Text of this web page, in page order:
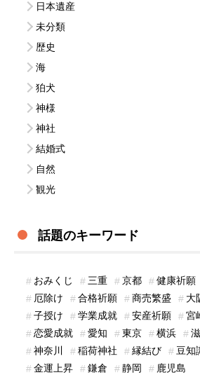
日本遺産
未分類
歴史
海
狛犬
神様
神社
結婚式
自然
観光
話題のキーワード
おみくじ 三重 京都 健康祈願
厄除け
合格祈願 商売繁盛 大
子授け
学業成就 安産祈願 宮
恋愛成就
愛知 東京 横浜
神奈川
稲荷神社 縁結び 豆知
金運上昇
鎌倉 静岡 鹿児島